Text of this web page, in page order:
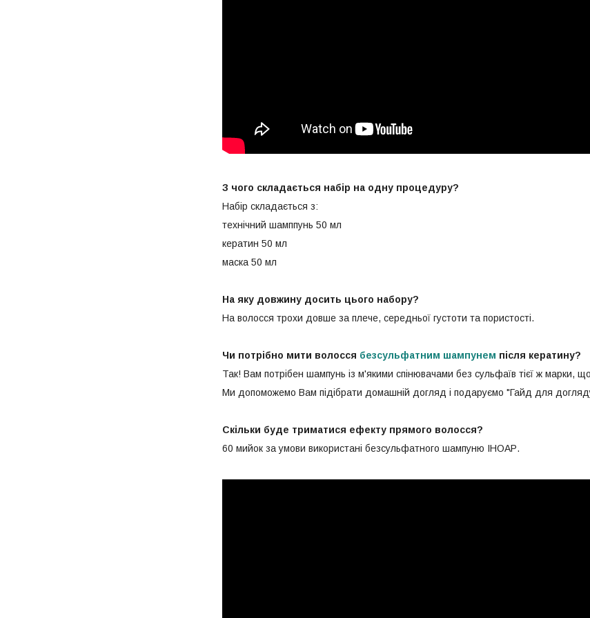
З чого складається набір на одну процедуру?
Набір складається з:
технічний шамппунь 50 мл
кератин 50 мл
маска 50 мл
На яку довжину досить цього набору?
На волосся трохи довше за плече, середньої густоти та пористості.
Чи потрібно мити волосся безсульфатним шампунем після кератину?
Так! Вам потрібен шампунь із м'якими спінювачами без сульфаїв тієї ж марки,
Ми допоможемо Вам підібрати домашній догляд і подаруємо "Гайд для
Скільки буде триматися ефекту прямого волосся?
60 мийок за умови використані безсульфатного шампуню ІНОАР.